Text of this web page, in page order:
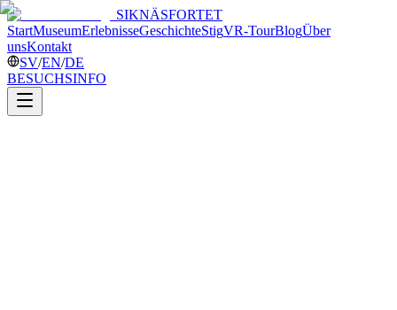
SIKNÄSFORTET
StartMuseumErlebnisseGeschichteStigVR-TourBlogÜber
unsKontakt
SV/EN/DE
BESUCHSINFO